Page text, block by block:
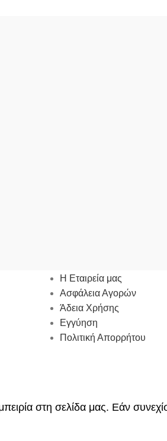
Η Εταιρεία μας
Ασφάλεια Αγορών
Άδεια Χρήσης
Εγγύηση
Πολιτική Απορρήτου
στη σελίδα μας. Εάν